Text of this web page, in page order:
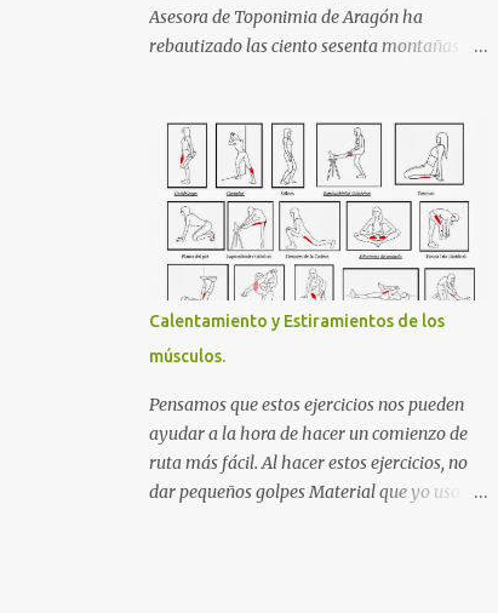
Asesora de Toponimia de Aragón ha
rebautizado las ciento sesenta montañas de
toponímicos. Estos nombres deberán usarse
a partir de ahora en las publicaciones
oficiales. Del renombramiento no se ha
librado ni el Aneto, cumbre señera de la
cordillera, que empezará a figurar en los
mapas oficiales de Aragón como Tuca
d'Aneto. Macizo Aneto Maladetas ERES EL
VISITANTE NÚMERO:
Calentamiento y Estiramientos de los
músculos.
Pensamos que estos ejercicios nos pueden
ayudar a la hora de hacer un comienzo de
ruta más fácil. Al hacer estos ejercicios, no
dar pequeños golpes Material que yo uso